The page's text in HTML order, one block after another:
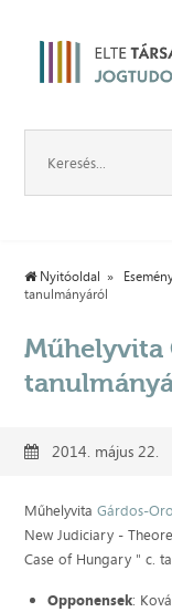
Nyitóoldal
tanulmányáról
Műhelyvita
2014. május 22.
MűhelyvitaGárdos-
New Judiciary -
Case of Hungary " c.
Opponensek: